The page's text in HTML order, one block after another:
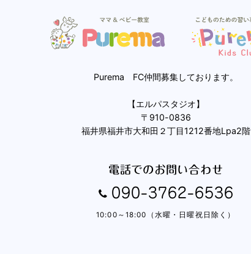
Purema FC仲間募集しております。
【エルパスタジオ】
〒910-0836
福井県福井市大和田２丁目1212番地Lpa2階
電話でのお問い合わせ
090-3762-6536
10:00～18:00（水曜・日曜祝日除く）